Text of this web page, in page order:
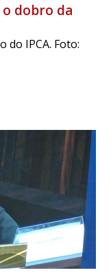
dobro da
do IPCA. Foto: